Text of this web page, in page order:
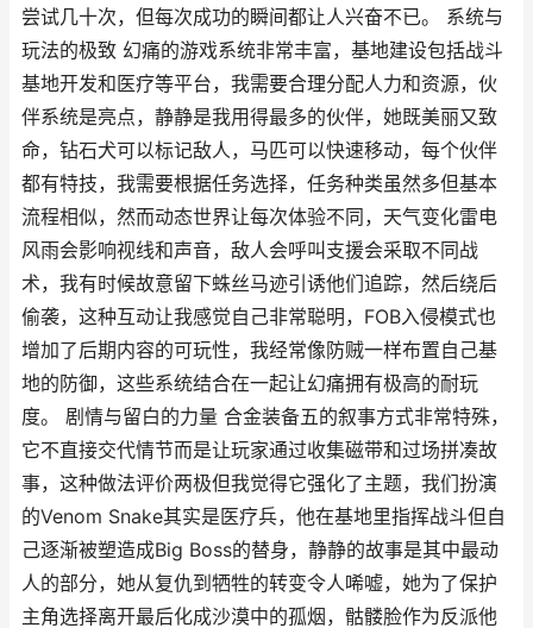
尝试几十次，但每次成功的瞬间都让人兴奋不已。 系统与
玩法的极致 幻痛的游戏系统非常丰富，基地建设包括战斗
基地开发和医疗等平台，我需要合理分配人力和资源，伙
伴系统是亮点，静静是我用得最多的伙伴，她既美丽又致
命，钻石犬可以标记敌人，马匹可以快速移动，每个伙伴
都有特技，我需要根据任务选择，任务种类虽然多但基本
流程相似，然而动态世界让每次体验不同，天气变化雷电
风雨会影响视线和声音，敌人会呼叫支援会采取不同战
术，我有时候故意留下蛛丝马迹引诱他们追踪，然后绕后
偷袭，这种互动让我感觉自己非常聪明，FOB入侵模式也
增加了后期内容的可玩性，我经常像防贼一样布置自己基
地的防御，这些系统结合在一起让幻痛拥有极高的耐玩
度。 剧情与留白的力量 合金装备五的叙事方式非常特殊，
它不直接交代情节而是让玩家通过收集磁带和过场拼凑故
事，这种做法评价两极但我觉得它强化了主题，我们扮演
的Venom Snake其实是医疗兵，他在基地里指挥战斗但自
己逐渐被塑造成Big Boss的替身，静静的故事是其中最动
人的部分，她从复仇到牺牲的转变令人唏嘘，她为了保护
主角选择离开最后化成沙漠中的孤烟，骷髅脸作为反派他